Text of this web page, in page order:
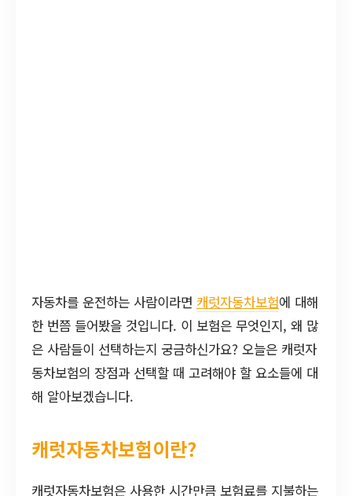
자동차를 운전하는 사람이라면 캐럿자동차보험에 대해
한 번쯤 들어봤을 것입니다. 이 보험은 무엇인지, 왜 많
은 사람들이 선택하는지 궁금하신가요? 오늘은 캐럿자
동차보험의 장점과 선택할 때 고려해야 할 요소들에 대
해 알아보겠습니다.
캐럿자동차보험이란?
캐럿자동차보험은 사용한 시간만큼 보험료를 지불하는